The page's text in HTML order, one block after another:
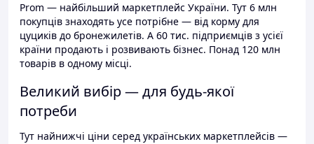
Prom — найбільший маркетплейс України. Тут 6 млн
покупців знаходять усе потрібне — від корму для
цуциків до бронежилетів. А 60 тис. підприємців з усієї
країни продають і розвивають бізнес. Понад 120 млн
товарів в одному місці.
Великий вибір — для будь-якої
потреби
Тут найнижчі ціни серед українських маркетплейсів —